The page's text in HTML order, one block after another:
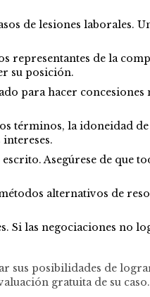
de lesiones laborales.
representantes de la
su posición.
para hacer concesiones
términos, la idoneidad
Asegúrese de que
alternativos de
Si las negociaciones no
sus posibilidades de
gratuita de su caso.